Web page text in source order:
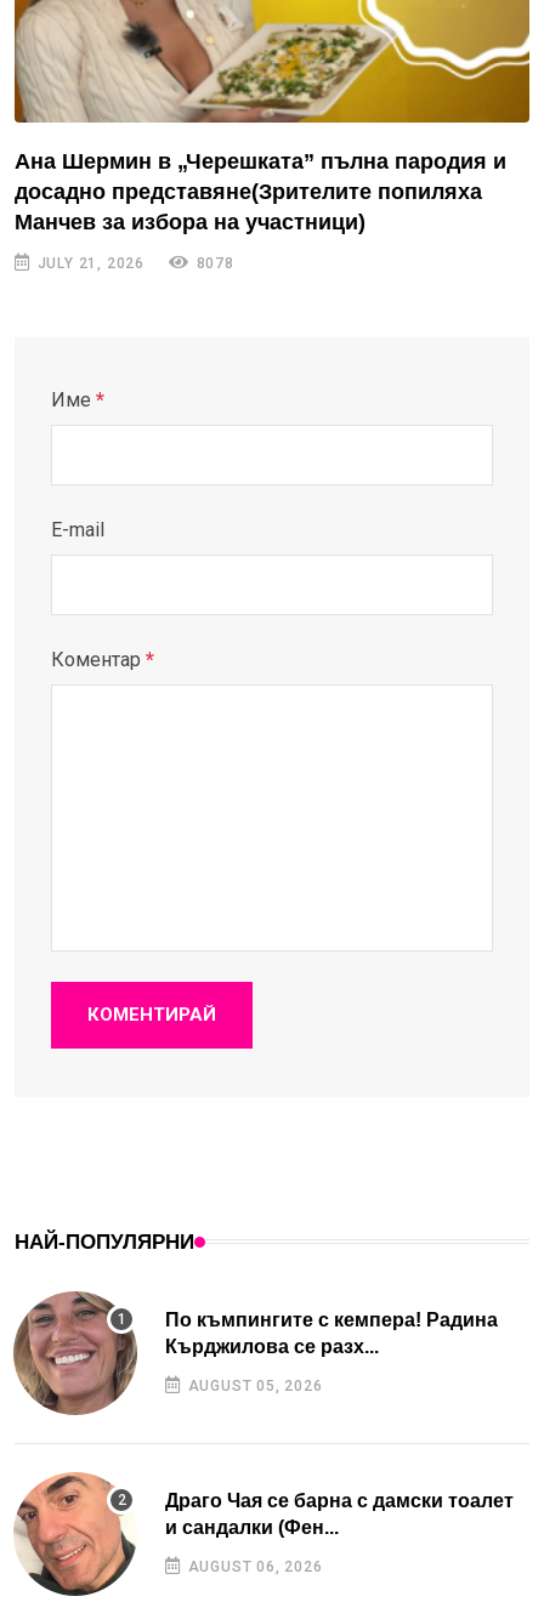
Ана Шермин в „Черешката” пълна пародия и
досадно представяне(Зрителите попиляха
Манчев за избора на участници)
JULY 21, 2026 8078
Име *
E-mail
Коментар *
КОМЕНТИРАЙ
НАЙ-ПОПУЛЯРНИ
По къмпингите с кемпера! Радина
Кърджилова се разх...
AUGUST 05, 2026
Драго Чая се барна с дамски тоалет
и сандалки (Фен...
AUGUST 06, 2026